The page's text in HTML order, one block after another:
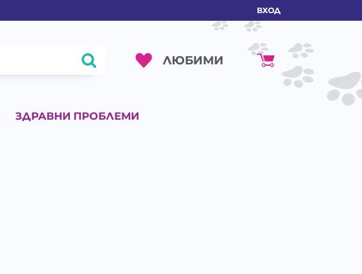
ВХОД
ЛЮБИМИ
ЗДРАВНИ ПРОБЛЕМИ